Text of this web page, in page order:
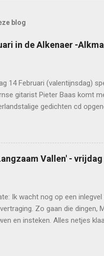
blog
in de Alkenaer -
14 Februari (valentijnsdag)
gitarist Pieter Baas komt
gedichten cd
nl. in de straatband van Leo
vrijdag lichten we alvast een
kan hier: https://
form
Vallen' -
Ik wacht nog op een
Zo gaan die dingen,
en insteken. Alles netjes